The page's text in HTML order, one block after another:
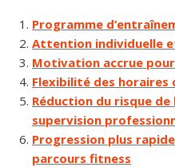
Programme
Attention individuelle
Motivation accrue
Flexibilité des horaires
Réduction du risque
supervision
Progression plus
parcours fitness